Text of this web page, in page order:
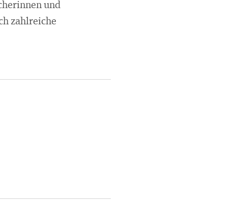
und
zahlreiche